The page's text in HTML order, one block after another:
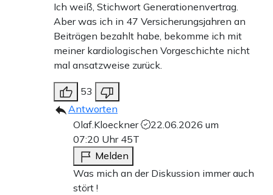
Ich weiß, Stichwort Generationenvertrag.
Aber was ich in 47 Versicherungsjahren an
Beiträgen bezahlt habe, bekomme ich mit
meiner kardiologischen Vorgeschichte nicht
mal ansatzweise zurück.
53
Antworten
Olaf.Kloeckner
22.06.2026 um
07:20 Uhr 45T
Melden
Was mich an der Diskussion immer auch
stört !